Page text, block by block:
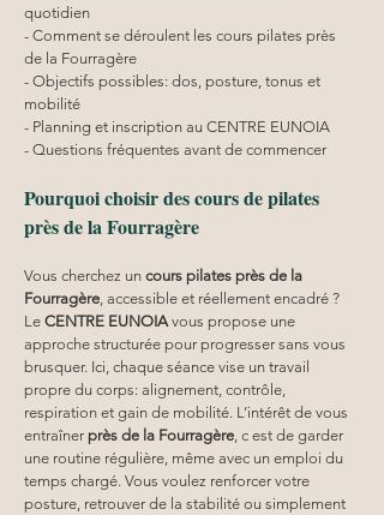
quotidien
- Comment se déroulent les cours pilates près
de la Fourragère
- Objectifs possibles: dos, posture, tonus et
mobilité
- Planning et inscription au CENTRE EUNOIA
- Questions fréquentes avant de commencer
Pourquoi choisir des cours de pilates
près de la Fourragère
Vous cherchez un cours pilates près de la
Fourragère , accessible et réellement encadré ?
Le CENTRE EUNOIA vous propose une
approche structurée pour progresser sans vous
brusquer. Ici, chaque séance vise un travail
propre du corps: alignement, contrôle,
respiration et gain de mobilité. L’intérêt de vous
entraîner près de la Fourragère , c est de garder
une routine régulière, même avec un emploi du
temps chargé. Vous voulez renforcer votre
posture, retrouver de la stabilité ou simplement